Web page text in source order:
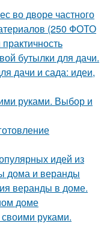
во дворе частного
(250 ФОТО
бутылки для дачи.
дачи и сада: идеи,
руками. Выбор и
идей из
дома и веранды
веранды в доме.
доме
руками.